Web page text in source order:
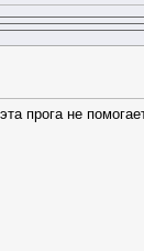
прога не